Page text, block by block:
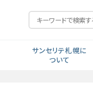
サンセリテ札幌に
ついて